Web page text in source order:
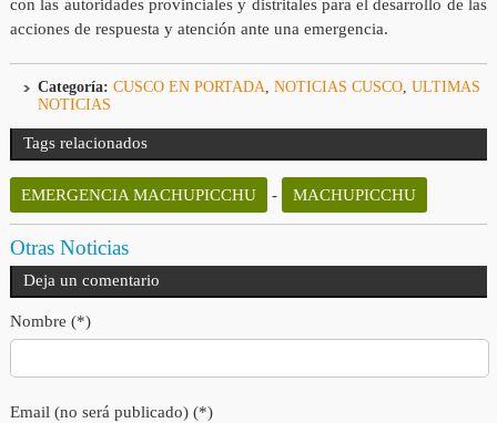
con las autoridades provinciales y distritales para el desarrollo de las
acciones de respuesta y atención ante una emergencia.
Categoría: CUSCO EN PORTADA, NOTICIAS CUSCO, ULTIMAS
NOTICIAS
Tags relacionados
EMERGENCIA MACHUPICCHU - MACHUPICCHU
Otras Noticias
Deja un comentario
Nombre (*)
Email (no será publicado) (*)